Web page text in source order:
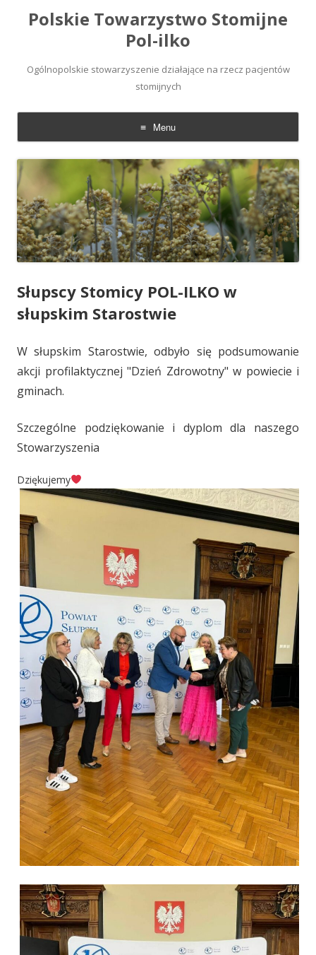
Polskie Towarzystwo Stomijne
Pol-ilko
Ogólnopolskie stowarzyszenie działające na rzecz pacjentów
stomijnych
Menu
Skip
to
content
Słupscy Stomicy POL-ILKO w
słupskim Starostwie
W słupskim Starostwie, odbyło się podsumowanie
akcji profilaktycznej "Dzień Zdrowotny" w powiecie i
gminach.
Szczególne podziękowanie i dyplom dla naszego
Stowarzyszenia
Dziękujemy